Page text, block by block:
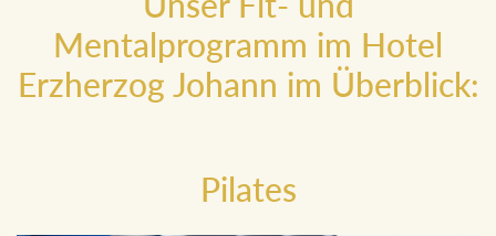
Unser Fit- und
Mentalprogramm im Hotel
Erzherzog Johann im Überblick:
Pilates